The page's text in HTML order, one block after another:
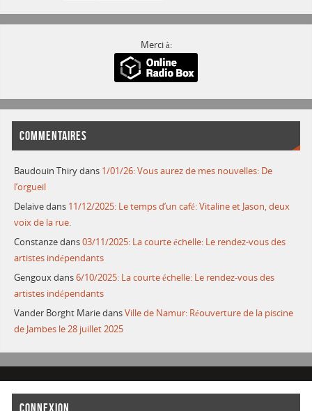
Merci à:
COMMENTAIRES
Baudouin Thirydans 1/01/26: Vous aurez de mes nouvelles: De
l’orgueil
Delaivedans 11/12/2025: Le temps d’un café: Vitaline et Jason, deux
voix de la rue.
Constanzedans03/11/2025: La courte échelle: Le rendez-vous des
artistes indépendants
Gengouxdans6/10/2025: La courte échelle: Le rendez-vous des
artistes indépendants
Vander Borght MariedansVille de Namur: Réouverture de la piscine
de Jambes le 28 juillet 2025
CONNEXION